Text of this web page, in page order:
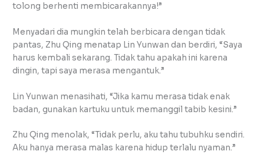
tolong berhenti membicarakannya!”
Menyadari dia mungkin telah berbicara dengan tidak
pantas, Zhu Qing menatap Lin Yunwan dan berdiri, “Saya
harus kembali sekarang. Tidak tahu apakah ini karena
dingin, tapi saya merasa mengantuk.”
Lin Yunwan menasihati, “Jika kamu merasa tidak enak
badan, gunakan kartuku untuk memanggil tabib kesini.”
Zhu Qing menolak, “Tidak perlu, aku tahu tubuhku sendiri.
Aku hanya merasa malas karena hidup terlalu nyaman.”